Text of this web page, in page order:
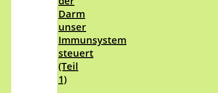
Darm
unser
Immunsystem
steuert
(Teil
1)